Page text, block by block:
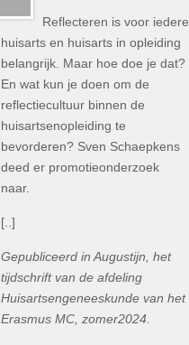
Reflecteren is voor iedere
huisarts en huisarts in opleiding
belangrijk. Maar hoe doe je dat?
En wat kun je doen om de
reflectiecultuur binnen de
huisartsenopleiding te
bevorderen? Sven Schaepkens
deed er promotieonderzoek
naar.
[..]
Gepubliceerd in Augustijn, het
tijdschrift van de afdeling
Huisartsengeneeskunde van het
Erasmus MC, zomer2024.